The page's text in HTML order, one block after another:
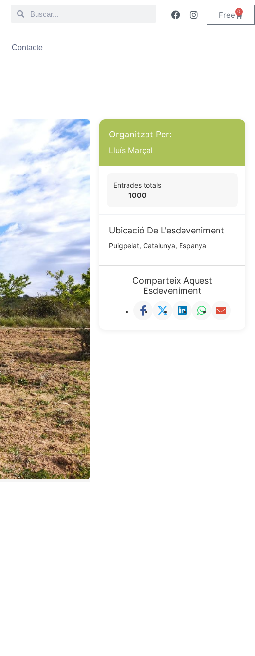
Free 0
Contacte
Organitzat Per:
Lluís Marçal
Entrades totals
1000
Ubicació De L'esdeveniment
Puigpelat, Catalunya, Espanya
Comparteix Aquest
Esdeveniment